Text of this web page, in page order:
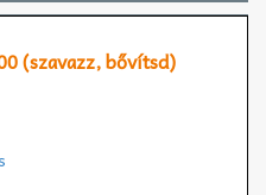
(szavazz, bővítsd)